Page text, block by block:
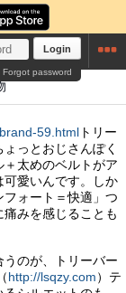
Login
Forgot password
59.html トリー
っとおじさんぽく
太めのベルトがア
愛いんです。しか
ォート＝快適」つ
みを感じることも
のが、トリーバー
http://lsqzy.com）テ